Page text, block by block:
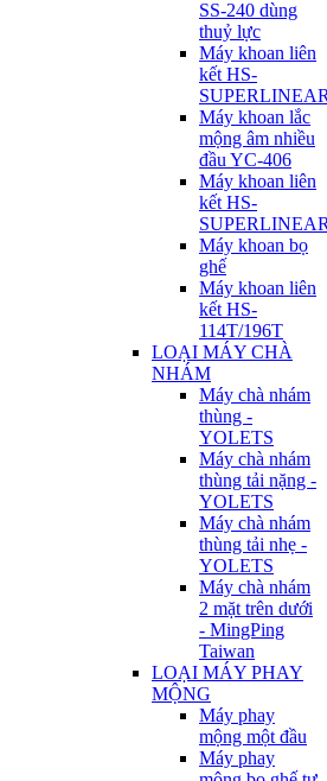
SS-240 dùng
thuỷ lực
Máy khoan liên
kết HS-
SUPERLINEAR
Máy khoan lắc
mộng âm nhiều
đầu YC-406
Máy khoan liên
kết HS-
Máy khoan bọ
ghế
Máy khoan liên
kết HS-
114T/196T
LOẠI MÁY CHÀ
NHÁM
Máy chà nhám
thùng -
YOLETS
Máy chà nhám
thùng tải nặng -
YOLETS
Máy chà nhám
thùng tải nhẹ -
YOLETS
Máy chà nhám
2 mặt trên dưới
- MingPing
Taiwan
LOẠI MÁY PHAY
MỘNG
Máy phay
mộng một đầu
Máy phay